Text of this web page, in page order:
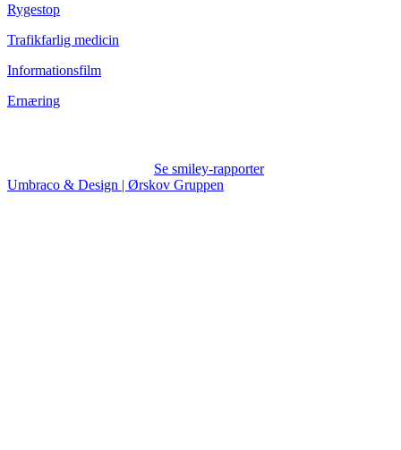
Rygestop
Trafikfarlig medicin
Informationsfilm
Ernæring
Se smiley-rapporter
Umbraco & Design | Ørskov Gruppen